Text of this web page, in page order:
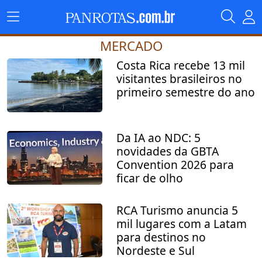
MERCADO
Costa Rica recebe 13 mil
visitantes brasileiros no
primeiro semestre do ano
Da IA ao NDC: 5
novidades da GBTA
Convention 2026 para
ficar de olho
RCA Turismo anuncia 5
mil lugares com a Latam
para destinos no
Nordeste e Sul